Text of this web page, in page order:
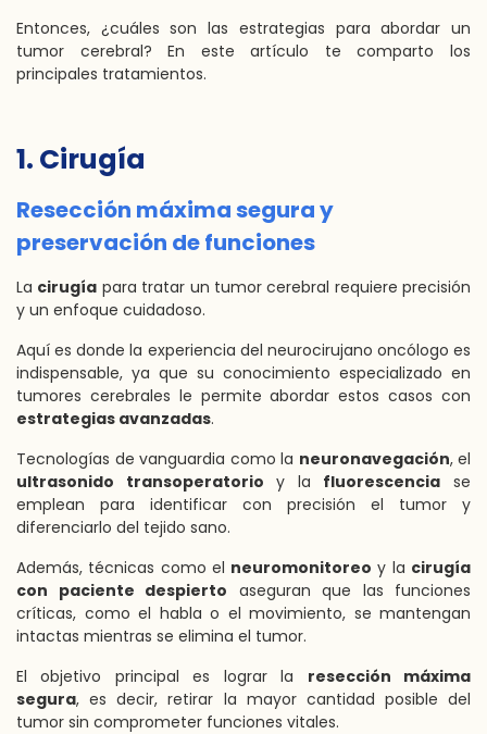
Entonces, ¿cuáles son las estrategias para abordar un
tumor cerebral? En este artículo te comparto los
principales tratamientos.
1. Cirugía
Resección máxima segura y
preservación de funciones
La cirugía para tratar un tumor cerebral requiere precisión
y un enfoque cuidadoso.
Aquí es donde la experiencia del neurocirujano oncólogo es
indispensable, ya que su conocimiento especializado en
tumores cerebrales le permite abordar estos casos con
estrategias avanzadas.
Tecnologías de vanguardia como la neuronavegación, el
ultrasonido transoperatorio y la fluorescencia se
emplean para identificar con precisión el tumor y
diferenciarlo del tejido sano.
Además, técnicas como el neuromonitoreo y la cirugía
con paciente despierto aseguran que las funciones
críticas, como el habla o el movimiento, se mantengan
intactas mientras se elimina el tumor.
El objetivo principal es lograr la resección máxima
segura, es decir, retirar la mayor cantidad posible del
tumor sin comprometer funciones vitales.